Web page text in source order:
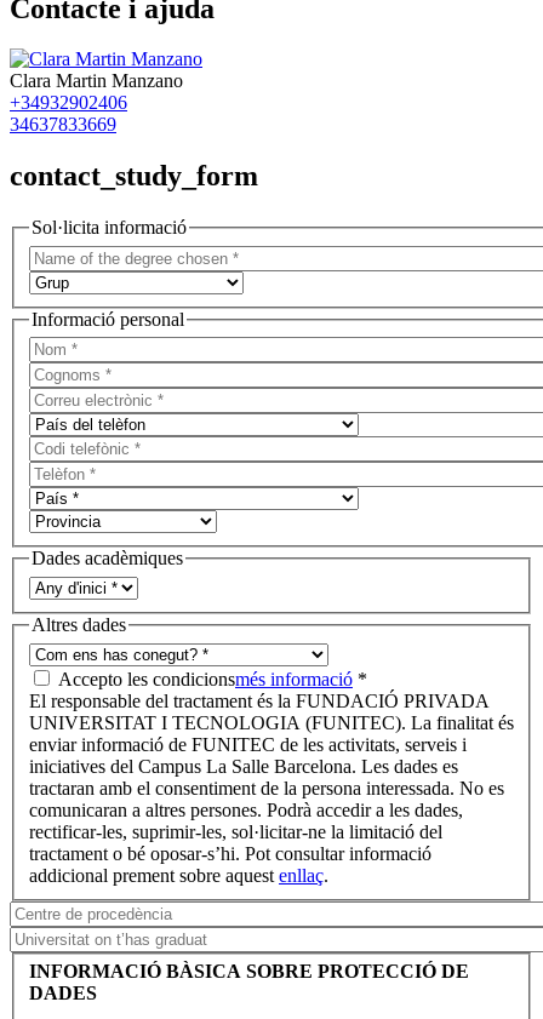
Contacte i ajuda
Clara Martin Manzano
+34932902406
34637833669
contact_study_form
Sol·licita informació
Informació personal
Dades acadèmiques
Altres dades
Accepto les condicionsmés informació *
El responsable del tractament és la FUNDACIÓ PRIVADA
UNIVERSITAT I TECNOLOGIA (FUNITEC). La finalitat és
enviar informació de FUNITEC de les activitats, serveis i
iniciatives del Campus La Salle Barcelona. Les dades es
tractaran amb el consentiment de la persona interessada. No es
comunicaran a altres persones. Podrà accedir a les dades,
rectificar-les, suprimir-les, sol·licitar-ne la limitació del
tractament o bé oposar-s’hi. Pot consultar informació
addicional prement sobre aquest enllaç.
INFORMACIÓ BÀSICA SOBRE PROTECCIÓ DE
DADES